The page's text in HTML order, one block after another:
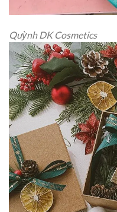
Quỳnh DK Cosmetics